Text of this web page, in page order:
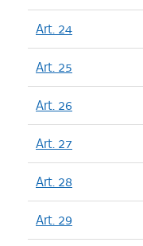
Art. 24
Art. 25
Art. 26
Art. 27
Art. 28
Art. 29